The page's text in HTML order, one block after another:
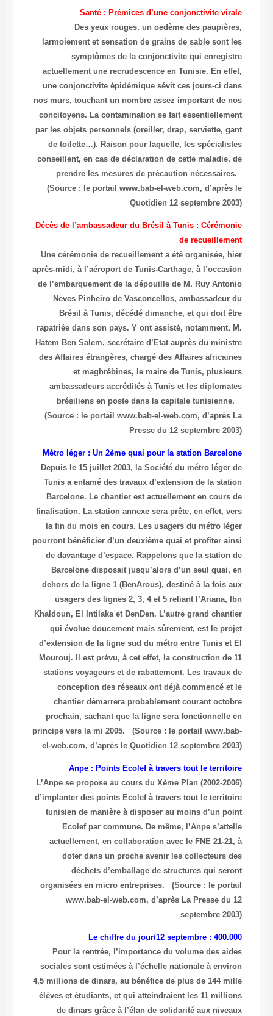
Santé : Prémices d’une conjonctivite virale
Des yeux rouges, un oedème des paupières,
larmoiement et sensation de grains de sable sont les
symptômes de la conjonctivite qui enregistre
actuellement une recrudescence en Tunisie. En effet,
une conjonctivite épidémique sévit ces jours-ci dans
nos murs, touchant un nombre assez important de nos
concitoyens. La contamination se fait essentiellement
par les objets personnels (oreiller, drap, serviette, gant
de toilette…). Raison pour laquelle, les spécialistes
conseillent, en cas de déclaration de cette maladie, de
prendre les mesures de précaution nécessaires.
(Source : le portail www.bab-el-web.com, d’après le
Quotidien 12 septembre 2003)
Décès de l’ambassadeur du Brésil à Tunis : Cérémonie
de recueillement
Une cérémonie de recueillement a été organisée, hier
après-midi, à l’aéroport de Tunis-Carthage, à l’occasion
de l’embarquement de la dépouille de M. Ruy Antonio
Neves Pinheiro de Vasconcellos, ambassadeur du
Brésil à Tunis, décédé dimanche, et qui doit être
rapatriée dans son pays. Y ont assisté, notamment, M.
Hatem Ben Salem, secrétaire d’Etat auprès du ministre
des Affaires étrangères, chargé des Affaires africaines
et maghrébines, le maire de Tunis, plusieurs
ambassadeurs accrédités à Tunis et les diplomates
brésiliens en poste dans la capitale tunisienne.
(Source : le portail www.bab-el-web.com, d’après La
Presse du 12 septembre 2003)
Métro léger : Un 2ème quai pour la station Barcelone
Depuis le 15 juillet 2003, la Société du métro léger de
Tunis a entamé des travaux d’extension de la station
Barcelone. Le chantier est actuellement en cours de
finalisation. La station annexe sera prête, en effet, vers
la fin du mois en cours. Les usagers du métro léger
pourront bénéficier d’un deuxième quai et profiter ainsi
de davantage d’espace. Rappelons que la station de
Barcelone disposait jusqu’alors d’un seul quai, en
dehors de la ligne 1 (BenArous), destiné à la fois aux
usagers des lignes 2, 3, 4 et 5 reliant l’Ariana, Ibn
Khaldoun, El Intilaka et DenDen. L’autre grand chantier
qui évolue doucement mais sûrement, est le projet
d’extension de la ligne sud du métro entre Tunis et El
Mourouj. Il est prévu, à cet effet, la construction de 11
stations voyageurs et de rabattement. Les travaux de
conception des réseaux ont déjà commencé et le
chantier démarrera probablement courant octobre
prochain, sachant que la ligne sera fonctionnelle en
principe vers la mi 2005.(Source : le portail www.bab-
el-web.com, d’après le Quotidien 12 septembre 2003)
Anpe : Points Ecolef à travers tout le territoire
L’Anpe se propose au cours du Xème Plan (2002-2006)
d’implanter des points Ecolef à travers tout le territoire
tunisien de manière à disposer au moins d’un point
Ecolef par commune. De même, l’Anpe s’attelle
actuellement, en collaboration avec le FNE 21-21, à
doter dans un proche avenir les collecteurs des
déchets d’emballage de structures qui seront
organisées en micro entreprises.
(Source : le portail
www.bab-el-web.com, d’après La Presse du 12
septembre 2003)
Le chiffre du jour/12 septembre : 400.000
Pour la rentrée, l’importance du volume des aides
sociales sont estimées à l’échelle nationale à environ
4,5 millions de dinars, au bénéfice de plus de 144 mille
élèves et étudiants, et qui atteindraient les 11 millions
de dinars grâce à l’élan de solidarité aux niveaux